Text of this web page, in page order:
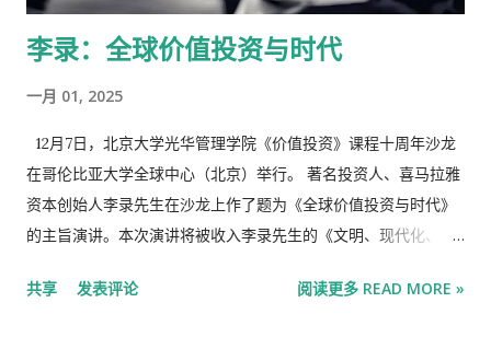
候宣布的一项新规上。该新规要求国际学生必须申请签证延期才
能使用OPT。在此之前，学生签证的有效期会自动覆盖学生的整
设和“两新”工作，保 持对重点领域财力保障和对经济恢复支持力
度。扩大地方政府专 项债券投向领域和用作项目资本金范围，新
推进重大项目，切实增进民生福祉。四大流域防洪 减灾骨干工程
等总体进展顺利，一大批灾后恢复重建和防灾减灾 救灾能力提升
项目按期建成。将城乡居民基础养老金最低标准每 人每月提高20
元，深入实施企业职工基本养老保险全国统筹，保 障养老金按时
足额发放。持续改善义务教育学校基本办学条件， 义务教育发展
补助水平提高至每亩2000 元以上。持续深入打好污 染防治攻坚
李录：全球价值投资与时代
一月 01, 2025
12月7日，北京大学光华管理学院《价值投资》课程十周年沙龙
在哥伦比亚大学全球中心（北京）举行。 著名投资人、喜马拉雅
资本创始人李录先生在沙龙上作了题为《全球价值投资与时代》
的主旨演讲。本次演讲将被收入李录先生的《文明、现代化、价
院 ，作者：李录， 李录谈全球价值投资，强调经济与时代的关
共享 发表评论 阅读更多 READ MORE »